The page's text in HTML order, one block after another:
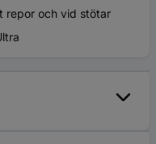
repor och vid stötar